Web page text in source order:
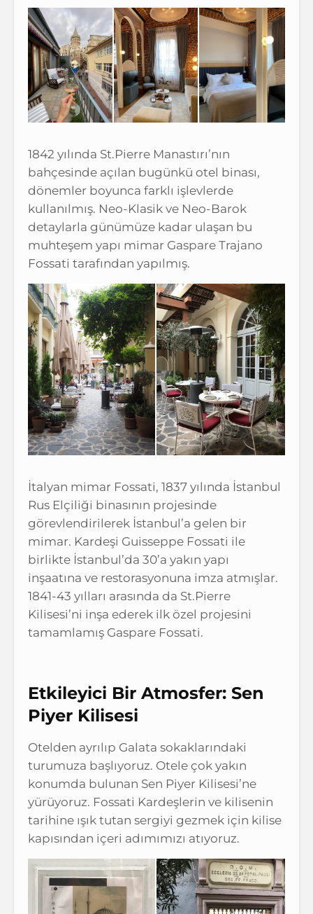
1842 yılında St.Pierre Manastırı’nın
bahçesinde açılan bugünkü otel binası,
dönemler boyunca farklı işlevlerde
kullanılmış. Neo-Klasik ve Neo-Barok
detaylarla günümüze kadar ulaşan bu
muhteşem yapı mimar Gaspare Trajano
Fossati tarafından yapılmış.
İtalyan mimar Fossati, 1837 yılında İstanbul
Rus Elçiliği binasının projesinde
görevlendirilerek İstanbul’a gelen bir
mimar. Kardeşi Guisseppe Fossati ile
birlikte İstanbul’da 30’a yakın yapı
inşaatına ve restorasyonuna imza atmışlar.
1841-43 yılları arasında da St.Pierre
Kilisesi’ni inşa ederek ilk özel projesini
tamamlamış Gaspare Fossati.
Etkileyici Bir Atmosfer: Sen
Piyer Kilisesi
Otelden ayrılıp Galata sokaklarındaki
turumuza başlıyoruz. Otele çok yakın
konumda bulunan Sen Piyer Kilisesi’ne
yürüyoruz. Fossati Kardeşlerin ve kilisenin
tarihine ışık tutan sergiyi gezmek için kilise
kapısından içeri adımımızı atıyoruz.